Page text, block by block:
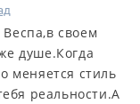
своем
душе.Когда
меняется стиль
реальности.А